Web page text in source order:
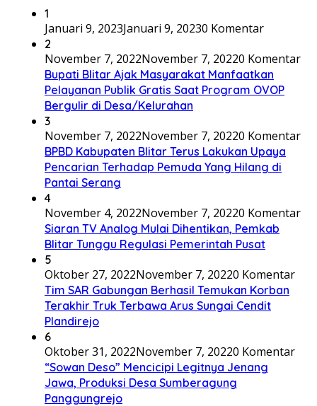
1
Januari 9, 2023Januari 9, 20230 Komentar
2
November 7, 2022November 7, 20220 Komentar
Bupati Blitar Ajak Masyarakat Manfaatkan
Pelayanan Publik Gratis Saat Program OVOP
Bergulir di Desa/Kelurahan
3
November 7, 2022November 7, 20220 Komentar
BPBD Kabupaten Blitar Terus Lakukan Upaya
Pencarian Terhadap Pemuda Yang Hilang di
Pantai Serang
4
November 4, 2022November 7, 20220 Komentar
Siaran TV Analog Mulai Dihentikan, Pemkab
Blitar Tunggu Regulasi Pemerintah Pusat
5
Oktober 27, 2022November 7, 20220 Komentar
Tim SAR Gabungan Berhasil Temukan Korban
Terakhir Truk Terbawa Arus Sungai Cendit
Plandirejo
6
Oktober 31, 2022November 7, 20220 Komentar
“Sowan Deso” Mencicipi Legitnya Jenang
Jawa, Produksi Desa Sumberagung
Panggungrejo